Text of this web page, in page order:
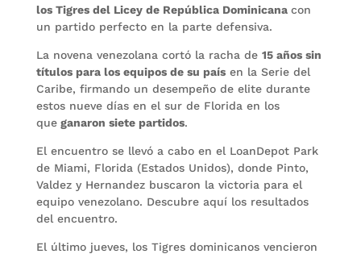
los Tigres del Licey de República Dominicana con
un partido perfecto en la parte defensiva.
La novena venezolana cortó la racha de 15 años sin
títulos para los equipos de su paísen la Serie del
Caribe, firmando un desempeño de elite durante
estos nueve días en el sur de Florida en los
queganaron siete partidos.
El encuentro se llevó a cabo en el LoanDepot Park
de Miami, Florida (Estados Unidos), donde Pinto,
Valdez y Hernandez buscaron la victoria para el
equipo venezolano. Descubre aquí los resultados
del encuentro.
El último jueves, los Tigres dominicanos vencieron